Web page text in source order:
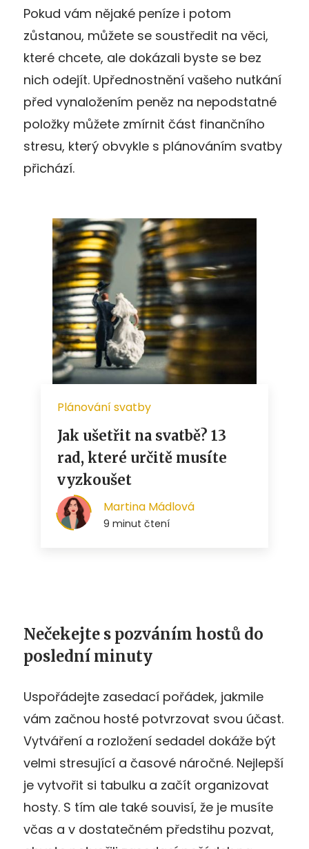
Pokud vám nějaké peníze i potom
zůstanou, můžete se soustředit na věci,
které chcete, ale dokázali byste se bez
nich odejít. Upřednostnění vašeho nutkání
před vynaložením peněz na nepodstatné
položky můžete zmírnit část finančního
stresu, který obvykle s plánováním svatby
přichází.
Nečekejte s pozváním hostů do
poslední minuty
Uspořádejte zasedací pořádek, jakmile
vám začnou hosté potvrzovat svou účast.
Vytváření a rozložení sedadel dokáže být
velmi stresující a časové náročné. Nejlepší
je vytvořit si tabulku a začít organizovat
hosty. S tím ale také souvisí, že je musíte
včas a v dostatečném předstihu pozvat,